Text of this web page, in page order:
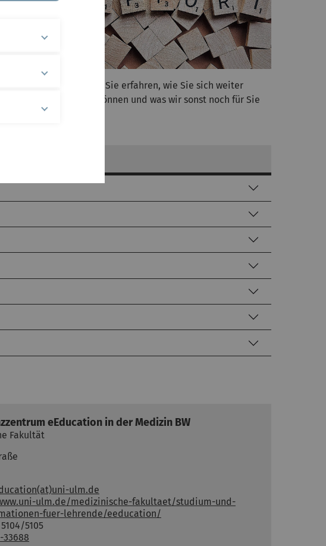
Hier können Sie erfahren, wie Sie sich weiter
fortbilden können und was wir sonst noch für Sie
eEducation in der Medizin BW
Fakultät
ulm.de
ulm.de/medizinische-fakultaet/studium-und-
fuer-lehrende/eeducation/
5105
33688